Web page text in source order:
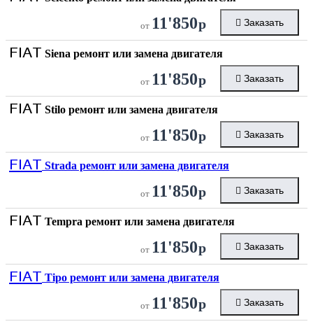
от 11'850р Заказать
FIAT Siena ремонт или замена двигателя
от 11'850р Заказать
FIAT Stilo ремонт или замена двигателя
от 11'850р Заказать
FIAT Strada ремонт или замена двигателя
от 11'850р Заказать
FIAT Tempra ремонт или замена двигателя
от 11'850р Заказать
FIAT Tipo ремонт или замена двигателя
от 11'850р Заказать